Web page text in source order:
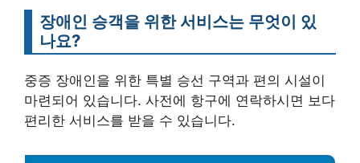
장애인 승객을 위한 서비스는 무엇이 있
나요?
중증 장애인을 위한 특별 승선 구역과 편의 시설이
마련되어 있습니다. 사전에 항구에 연락하시면 보다
편리한 서비스를 받을 수 있습니다.